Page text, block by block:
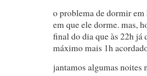
o problema de dormir em
em que ele dorme. mas,
final do dia que às 22h já
máximo mais 1h
jantamos algumas noites